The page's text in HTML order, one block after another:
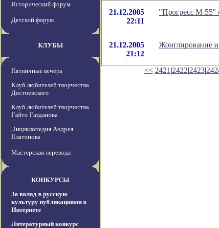
Исторический форум
Детский форум
КЛУБЫ
Пятничные вечера
Клуб любителей творчества
Достоевского
Клуб любителей творчества
Гайто Газданова
Энциклопедия Андрея
Платонова
Мастерская перевода
КОНКУРСЫ
За вклад в русскую
культуру публикациями в
Интернете
Литературный конкурс
21.12.2005
22:11
"Прогресс М-55"
21.12.2005
21:12
Жонглирование
<< 2421 |2422|2423|